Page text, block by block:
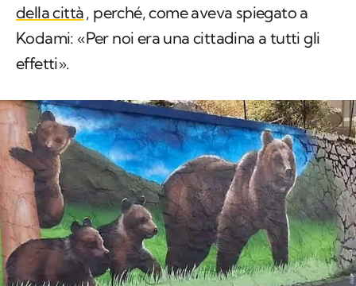
della città, perché, come aveva spiegato a
Kodami: «Per noi era una cittadina a tutti gli
effetti».